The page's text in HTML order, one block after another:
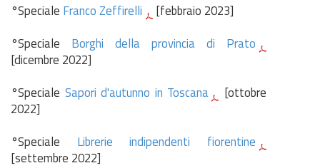
°Speciale Franco Zeffirelli
[febbraio 2023]
°Speciale Borghi della provincia di Prato
[dicembre 2022]
°Speciale Sapori d'autunno in Toscana
[ottobre
2022]
°Speciale Librerie indipendenti fiorentine
[settembre 2022]